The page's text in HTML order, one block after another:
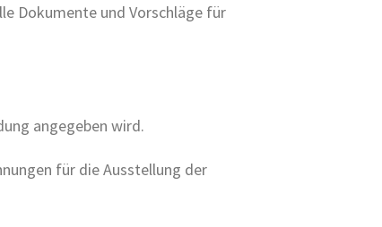
Dokumente und Vorschläge für
angegeben wird.
für die Ausstellung der